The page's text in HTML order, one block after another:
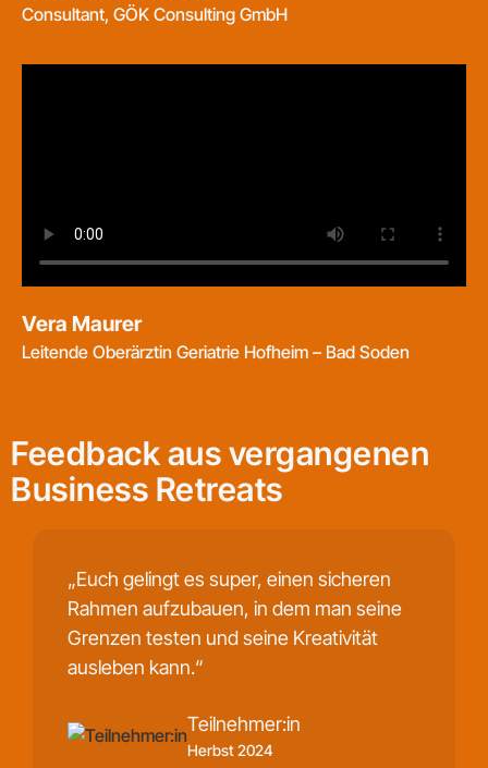
Consultant, GÖK Consulting GmbH
Vera Maurer
Leitende Oberärztin Geriatrie Hofheim – Bad Soden
Feedback aus vergangenen
Business Retreats
„Euch gelingt es super, einen sicheren
Rahmen aufzubauen, in dem man seine
Grenzen testen und seine Kreativität
ausleben kann.“
Teilnehmer:in
Herbst 2024